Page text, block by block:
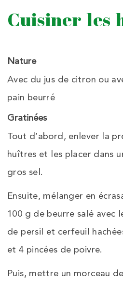
Cuisiner les
Nature
Avec du jus de citron ou
pain beurré
Gratinées
Tout d’abord, enlever la
huîtres et les placer dans
gros sel.
Ensuite, mélanger en
100 g de beurre salé avec
de persil et cerfeuil
et 4 pincées de poivre.
Puis, mettre un morceau